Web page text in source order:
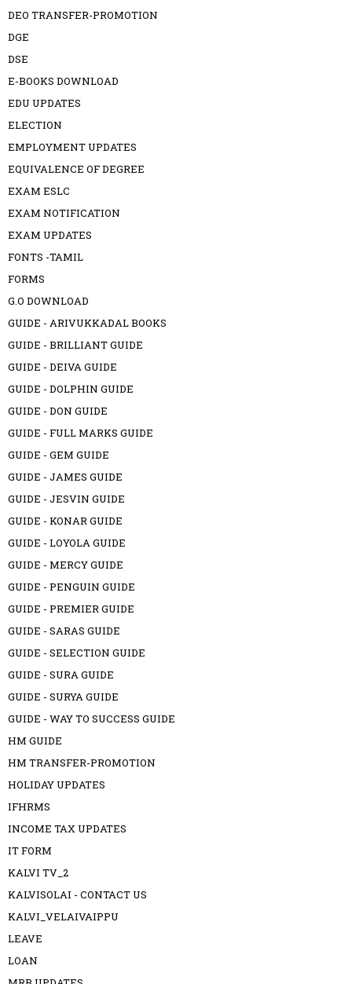
DEO TRANSFER-PROMOTION
DGE
DSE
E-BOOKS DOWNLOAD
EDU UPDATES
ELECTION
EMPLOYMENT UPDATES
EQUIVALENCE OF DEGREE
EXAM ESLC
EXAM NOTIFICATION
EXAM UPDATES
FONTS -TAMIL
FORMS
G.O DOWNLOAD
GUIDE - ARIVUKKADAL BOOKS
GUIDE - BRILLIANT GUIDE
GUIDE - DEIVA GUIDE
GUIDE - DOLPHIN GUIDE
GUIDE - DON GUIDE
GUIDE - FULL MARKS GUIDE
GUIDE - GEM GUIDE
GUIDE - JAMES GUIDE
GUIDE - JESVIN GUIDE
GUIDE - KONAR GUIDE
GUIDE - LOYOLA GUIDE
GUIDE - MERCY GUIDE
GUIDE - PENGUIN GUIDE
GUIDE - PREMIER GUIDE
GUIDE - SARAS GUIDE
GUIDE - SELECTION GUIDE
GUIDE - SURA GUIDE
GUIDE - SURYA GUIDE
GUIDE - WAY TO SUCCESS GUIDE
HM GUIDE
HM TRANSFER-PROMOTION
HOLIDAY UPDATES
IFHRMS
INCOME TAX UPDATES
IT FORM
KALVI TV_2
KALVISOLAI - CONTACT US
KALVI_VELAIVAIPPU
LEAVE
LOAN